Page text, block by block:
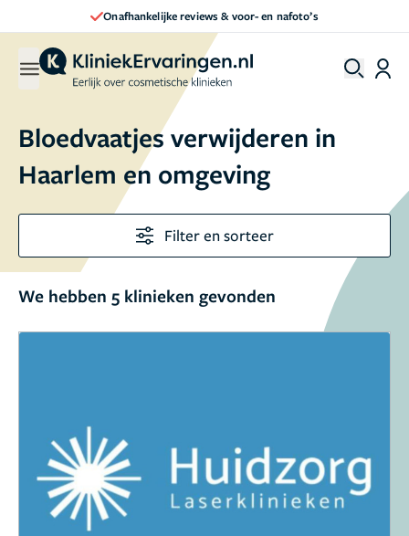
Onafhankelijke reviews & voor- en nafoto’s
Bloedvaatjes verwijderen in
Haarlem en omgeving
Filter en sorteer
We hebben 5 klinieken gevonden